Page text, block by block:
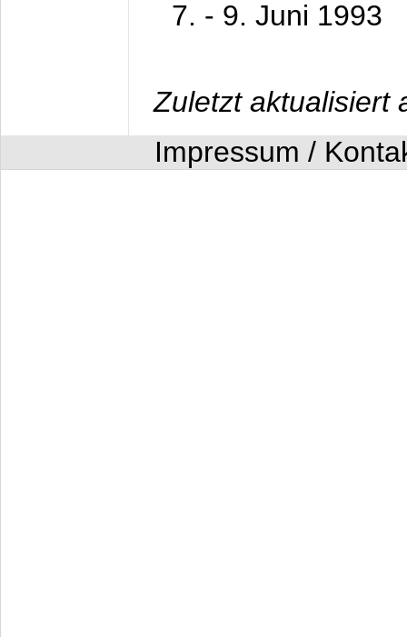
7. - 9. Juni 1993
Zuletzt aktualisiert
Impressum /